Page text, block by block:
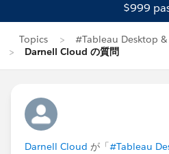
$999
Topics
#Tableau Desktop
Darnell Cloud の質問
Darnell Cloud が「#Tableau